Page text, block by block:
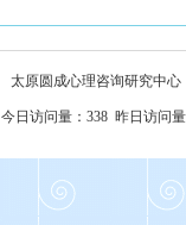
太原圆成心理咨询研究中
今日访问量： 338 昨日访问